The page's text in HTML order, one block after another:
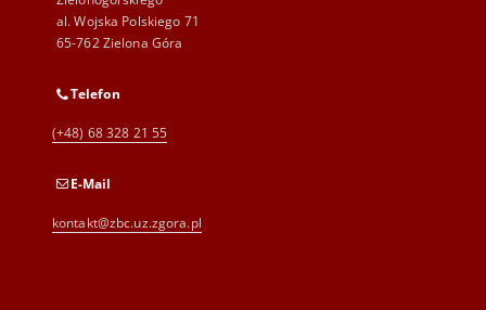
al. Wojska Polskiego 71
65-762 Zielona Góra
Telefon
(+48) 68 328 21 55
E-Mail
kontakt@zbc.uz.zgora.pl